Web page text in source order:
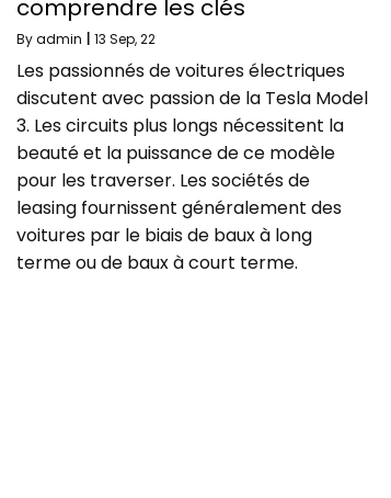
comprendre les clés
Byadmin 13 Sep, 22
Les passionnés de voitures électriques
discutent avec passion de la Tesla Model
3. Les circuits plus longs nécessitent la
beauté et la puissance de ce modèle
pour les traverser. Les sociétés de
leasing fournissent généralement des
voitures par le biais de baux à long
terme ou de baux à court terme.